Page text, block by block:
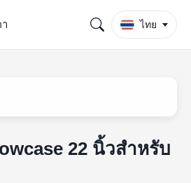
ไทย
22 นิ้วสำหรับ